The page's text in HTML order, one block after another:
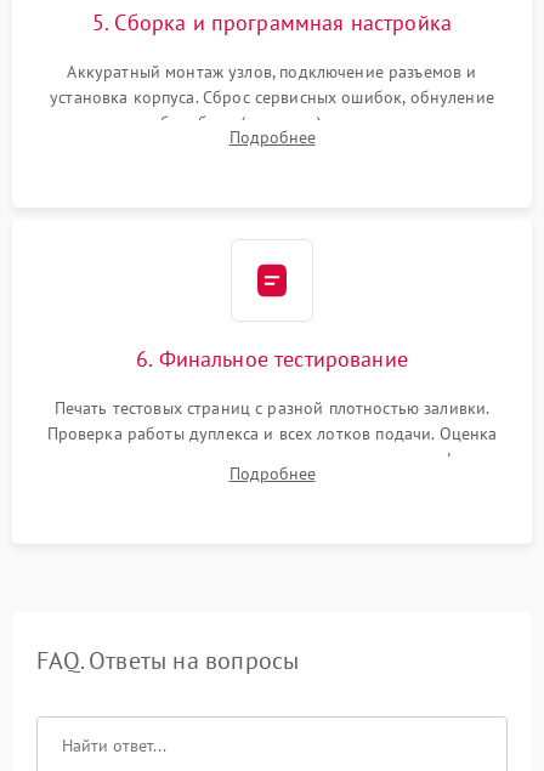
5. Сборка и программная настройка
Аккуратный монтаж узлов, подключение разъемов и
установка корпуса. Сброс сервисных ошибок, обнуление
счетчиков абсорбера (памперса) или узла переноса,
обновление прошивки и программная калибровка аппарата.
Подробнее
6. Финальное тестирование
Печать тестовых страниц с разной плотностью заливки.
Проверка работы дуплекса и всех лотков подачи. Оценка
качества запекания тонера и полное отсутствие дефектов
изображения перед выдачей готового устройства.
Подробнее
FAQ. Ответы на вопросы